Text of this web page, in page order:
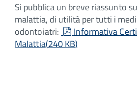
Si pubblica un breve riassunto
malattia, di utilità per tutti i
odontoiatri:
pdf
Informativa
Malattia(240 KB)